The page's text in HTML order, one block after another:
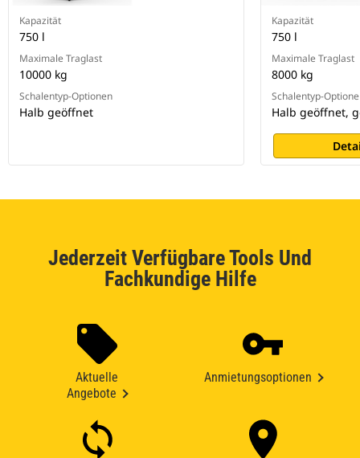
Kapazität
750 l
Maximale Traglast
10000 kg
Schalentyp-Optionen
Halb geöffnet
Kapazität
750 l
Maximale Traglast
8000 kg
Schalentyp-
Halb geöffnet,
Jederzeit Verfügbare Tools Und
Fachkundige Hilfe
Aktuelle
Angebote
Anmietungsoptionen